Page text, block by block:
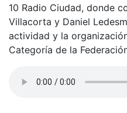
10 Radio Ciudad, donde
Villacorta y Daniel
actividad y la
Categoría de la